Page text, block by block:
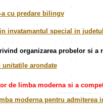
a cu predare bilingv
invatamantul special in
organizarea probelor si a
unitatile arondate
de limba moderna si a
moderna pentru admiterea